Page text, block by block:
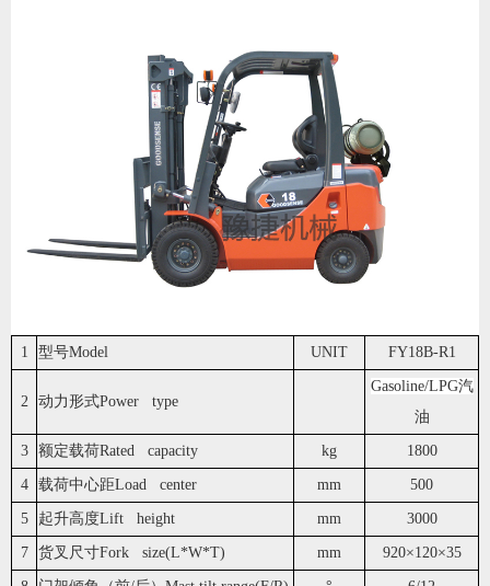
1 型号Model UNIT FY18B-R1
2 动力形式Power type
Gasoline/LPG汽
油
3 额定载荷Rated capacity kg 1800
4 载荷中心距Load center mm 500
5 起升高度Lift height mm 3000
7 货叉尺寸Fork size(L*W*T) mm 920×120×35